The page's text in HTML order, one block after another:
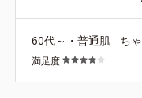
60代～・普通肌 ち
満足度